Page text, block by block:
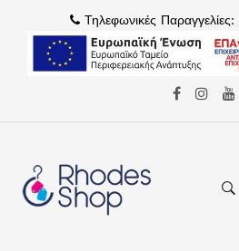
Τηλεφωνικές Παραγγελίες: